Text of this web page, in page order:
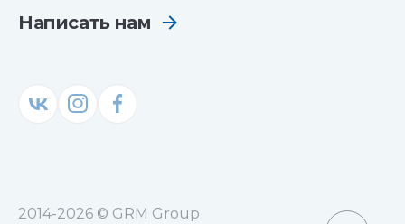
2014-2026 © GRM Group
Написать нам